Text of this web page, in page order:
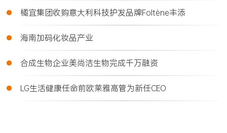
• 橘宜集团收购意大利科技护发品牌Foltène丰添
• 海南加码化妆品产业
• 合成生物企业美尚洁生物完成千万融资
• LG生活健康任命前欧莱雅高管为新任CEO